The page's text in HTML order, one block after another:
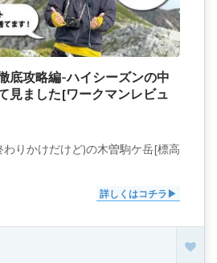
底攻略編-ハイシーズンの中
見ました[ワークマンレビュ
りかけだけど)の木曽駒ケ岳[標高
詳しくはコチラ